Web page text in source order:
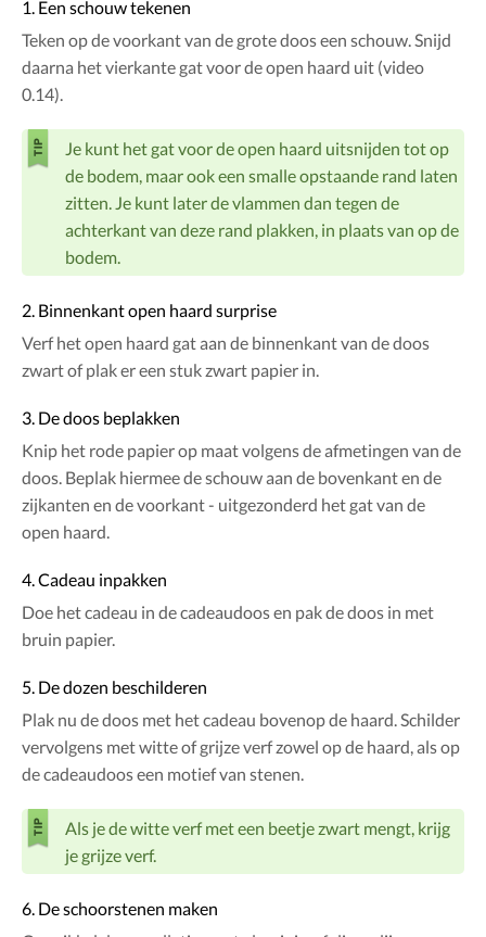
1. Een schouw tekenen
Teken op de voorkant van de grote doos een schouw. Snijd
daarna het vierkante gat voor de open haard uit (video
0.14).
Je kunt het gat voor de open haard uitsnijden tot op
de bodem, maar ook een smalle opstaande rand laten
zitten. Je kunt later de vlammen dan tegen de
achterkant van deze rand plakken, in plaats van op de
bodem.
2. Binnenkant open haard surprise
Verf het open haard gat aan de binnenkant van de doos
zwart of plak er een stuk zwart papier in.
3. De doos beplakken
Knip het rode papier op maat volgens de afmetingen van de
doos. Beplak hiermee de schouw aan de bovenkant en de
zijkanten en de voorkant - uitgezonderd het gat van de
open haard.
4. Cadeau inpakken
Doe het cadeau in de cadeaudoos en pak de doos in met
bruin papier.
5. De dozen beschilderen
Plak nu de doos met het cadeau bovenop de haard. Schilder
vervolgens met witte of grijze verf zowel op de haard, als op
de cadeaudoos een motief van stenen.
Als je de witte verf met een beetje zwart mengt, krijg
je grijze verf.
6. De schoorstenen maken